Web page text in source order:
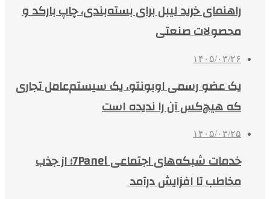
راهنمای خرید لیبل برای بسته‌بندی، چاپ بارکد و
محصولات صنعتی
۱۴۰۵/۰۳/۲۶
یک عضو رسمی اوبونتو، یک سیستم‌عامل تجاری
که هیچ‌کس آن را ندیده است
۱۴۰۵/۰۳/۲۵
خدمات شبکه‌های اجتماعی 7Panel؛ از جذب
مخاطب تا افزایش درآمد